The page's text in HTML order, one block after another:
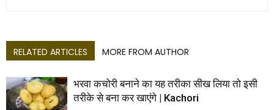
RELATED ARTICLES MORE FROM AUTHOR
भरवा कचोरी बनाने का यह तरीका सीख लिया तो इसी
तरीके से बना कर खाएंगे | Kachori